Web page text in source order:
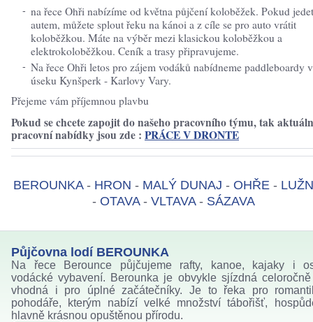
na řece Ohři nabízíme od května půjčení koloběžek. Pokud
autem, můžete splout řeku na kánoi a z cíle se pro auto vrátit
koloběžkou. Máte na výběr mezi klasickou koloběžkou a
elektrokoloběžkou. Ceník a trasy připravujeme.
Na řece Ohři letos pro zájem vodáků nabídneme paddleboardy v
úseku Kynšperk - Karlovy Vary.
Přejeme vám příjemnou plavbu
Pokud se chcete zapojit do našeho pracovního týmu, tak
pracovní nabídky jsou zde : PRÁCE V DRONTE
BEROUNKA- HRON - MALÝ DUNAJ - OHŘE-
- OTAVA- VLTAVA- SÁZAVA
Půjčovna lodí BEROUNKA
Na řece Berounce půjčujeme rafty, kanoe, kajaky i
vodácké vybavení. Berounka je obvykle sjízdná
vhodná i pro úplné začátečníky. Je to řeka pro
pohodáře, kterým nabízí velké množství tábořišť,
hlavně krásnou opuštěnou přírodu.